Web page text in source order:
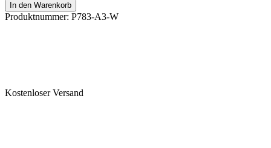
In den Warenkorb
Produktnummer: P783-A3-W
Kostenloser Versand